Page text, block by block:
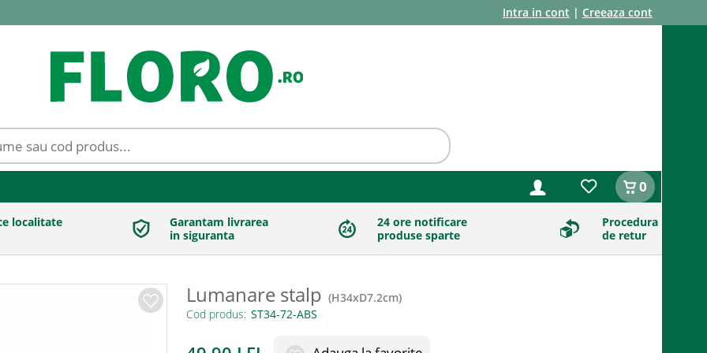
Intra in cont | Creeaza cont
0
localitate
Garantam livrarea
in siguranta
24 ore notificare
produse sparte
Procedura
de retur
Lumanare stalp (H34xD7.2cm)
Cod produs: